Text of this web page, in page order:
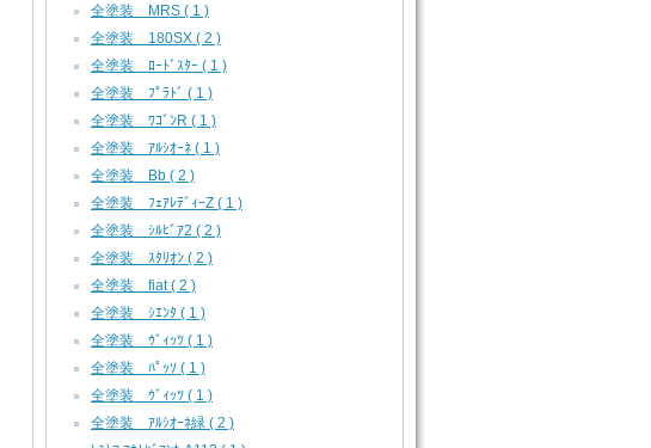
全塗装 MRS ( 1 )
全塗装 180SX ( 2 )
全塗装 ﾛｰﾄﾞｽﾀｰ ( 1 )
全塗装 ﾌﾟﾗﾄﾞ ( 1 )
全塗装 ﾜｺﾞﾝR ( 1 )
全塗装 ｱﾙｼｵｰﾈ ( 1 )
全塗装 Bb ( 2 )
全塗装 ﾌｪｱﾚﾃﾞｨｰZ ( 1 )
全塗装 ｼﾙﾋﾞｱ2 ( 2 )
全塗装 ｽﾀﾘｵﾝ ( 2 )
全塗装 fiat ( 2 )
全塗装 ｼｴﾝﾀ ( 1 )
全塗装 ｳﾞｨｯﾂ ( 1 )
全塗装 ﾊﾟｯｿ ( 1 )
全塗装 ｳﾞｨｯﾂ ( 1 )
全塗装 ｱﾙｼｵｰﾈ緑 ( 2 )